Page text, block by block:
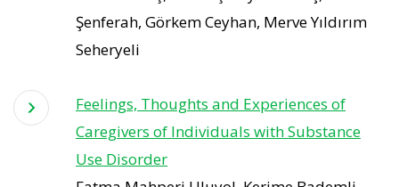
Şenferah, Görkem Ceyhan, Merve Yıldırım
Seheryeli
Feelings, Thoughts and Experiences of
Caregivers of Individuals with Substance
Use Disorder